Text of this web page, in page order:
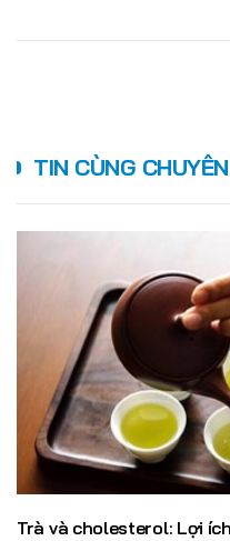
TIN CÙNG
Trà và cholesterol: Lợi